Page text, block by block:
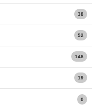
38
52
148
19
0